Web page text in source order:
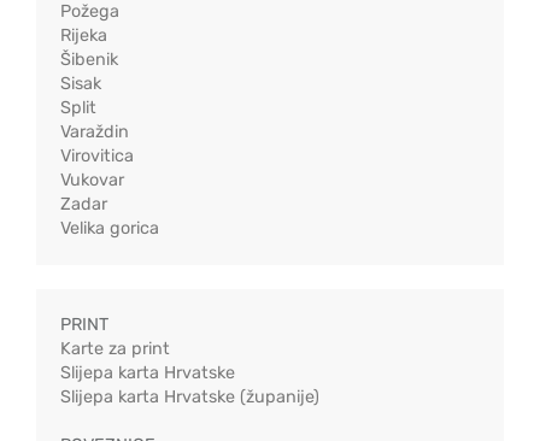
Požega
Rijeka
Šibenik
Sisak
Split
Varaždin
Virovitica
Vukovar
Zadar
Velika gorica
PRINT
Karte za print
Slijepa karta Hrvatske
Slijepa karta Hrvatske (županije)